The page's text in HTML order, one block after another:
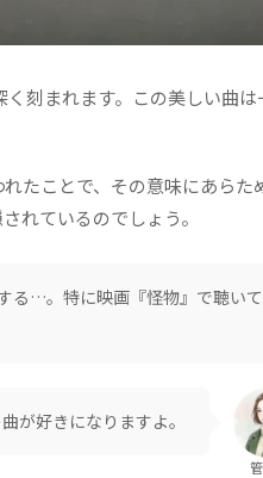
刻まれます。この美しい曲は
たことで、その意味にあらた
れているのでしょう。
る…。特に映画『怪物』で聴い
が好きになりますよ。